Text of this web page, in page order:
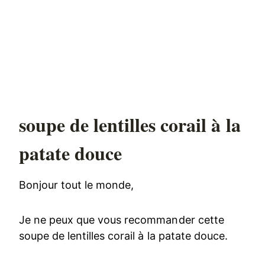
soupe de lentilles corail à la
patate douce
Bonjour tout le monde,
Je ne peux que vous recommander cette
soupe de lentilles corail à la patate douce.